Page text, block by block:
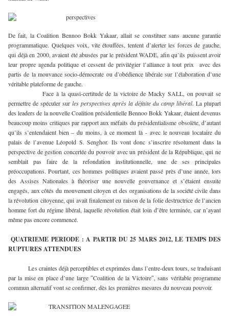
De fait, la Coalition Bennoo Bokk Yakaar, allait se constituer sans aucune garantie
programmatique. Quelques voix, vite étouffées, tentent d’alerter les forces de gauche,
qui déjà en 2000, avaient été abusées par le président WADE, afin qu’ils puissent avoir
leur propre agenda politique et cessent de privilégier l’alliance à tout prix avec des
partis de la mouvance socio-démocrate ou d’obédience libérale sur l’élaboration d’une
véritable plateforme de gauche.
Face à la quasi-certitude de la victoire de Macky SALL, on pouvait se
permettre de spéculer sur les perspectives après la défaite du camp libéral. La plupart
des leaders de la nouvelle Coalition présidentielle Bennoo Bokk Yakaar, étaient devenus
beaucoup moins critiques par rapport aux méfaits du présidentialisme obsolète, d’autant
qu’ils s’entendaient bien – du moins, à ce moment là - avec le nouveau locataire du
palais de l’avenue Léopold S. Senghor. Ils vont donc s’inscrire résolument dans la
perspective de gestion concertée du pouvoir avec un président de la République, qui ne
semblait pas faire de la refondation institutionnelle, une de ses principales
préoccupations. Pourtant, ces hommes politiques avaient passé près d’une année, lors
des Assises Nationales à théoriser une nouvelle gouvernance et s’étaient ensuite
engagés, aux côtés du mouvement citoyen et des organisations de la société civile dans
la révolution citoyenne, qui avait finalement eu raison de la folie destructrice de l’ancien
homme fort du régime libéral, laquelle révolution était loin d’être terminée, car n’ayant
même pas encore commencé.
QUATRIEME PERIODE : A PARTIR DU 25 MARS 2012, LE TEMPS DES
RUPTURES ATTENDUES
Les craintes déjà perceptibles et exprimées dans l’entre-deux tours, se traduisant
par la mise en place d’une large ″Coalition de la Victoire″, sans véritable programme
commun alternatif vont se confirmer, dès les premières mesures du nouveau pouvoir.